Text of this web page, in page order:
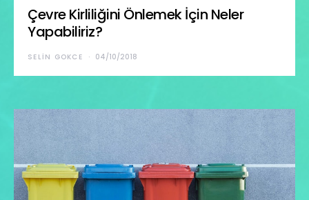
Çevre Kirliliğini Önlemek İçin Neler
Yapabiliriz?
SELIN GOKCE 04/10/2018